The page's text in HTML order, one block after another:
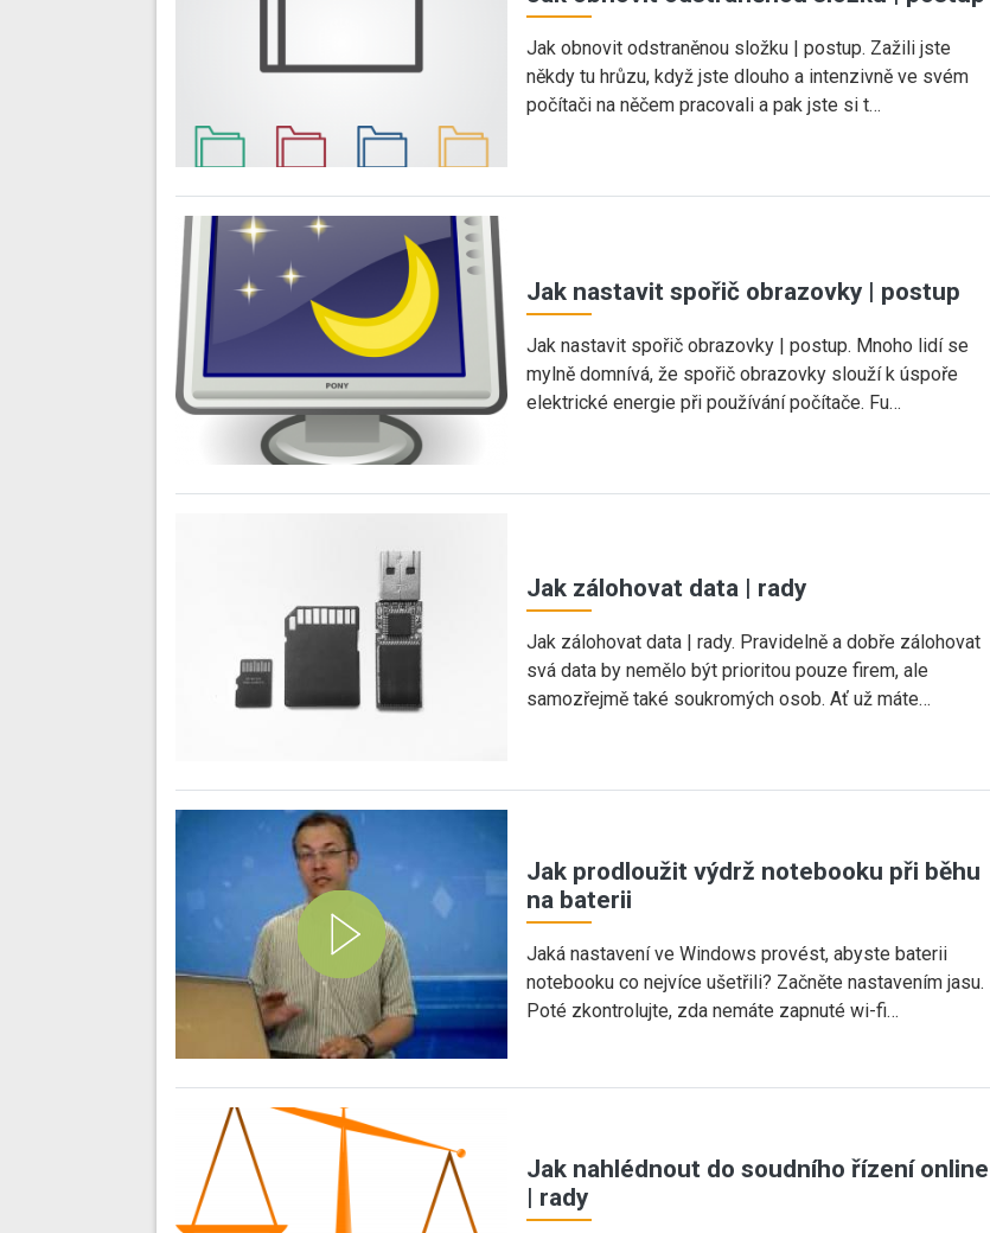
Jak obnovit odstraněnou složku | postup. Zažili jste
někdy tu hrůzu, když jste dlouho a intenzivně ve svém
počítači na něčem pracovali a pak jste si t…
Jak nastavit spořič obrazovky | postup
Jak nastavit spořič obrazovky | postup. Mnoho lidí se
mylně domnívá, že spořič obrazovky slouží k úspoře
elektrické energie při používání počítače. Fu…
Jak zálohovat data | rady
Jak zálohovat data | rady. Pravidelně a dobře zálohovat
svá data by nemělo být prioritou pouze firem, ale
samozřejmě také soukromých osob. Ať už máte…
Jak prodloužit výdrž notebooku při běhu
na baterii
Jaká nastavení ve Windows provést, abyste baterii
notebooku co nejvíce ušetřili? Začněte nastavením jasu.
Poté zkontrolujte, zda nemáte zapnuté wi-fi…
Jak nahlédnout do soudního řízení online
| rady